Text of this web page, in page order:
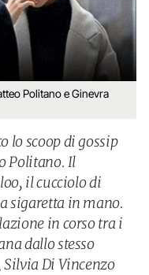
Politano e Ginevra
lo scoop di gossip
Politano. Il
il cucciolo di
sigaretta in mano.
in corso tra i
dallo stesso
Di Vincenzo